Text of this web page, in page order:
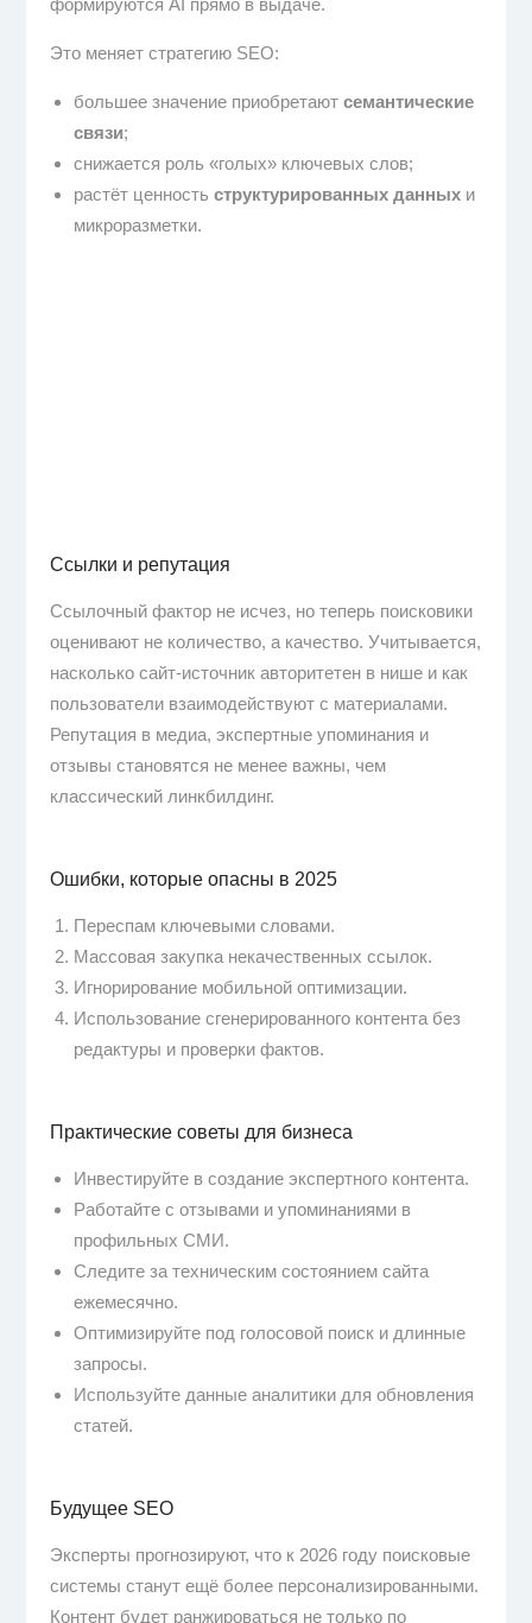
Это меняет стратегию SEO:
большее значение приобретают семантические
связи;
снижается роль «голых» ключевых слов;
растёт ценность структурированных данныхи
микроразметки.
Ссылки и репутация
Ссылочный фактор не исчез, но теперь поисковики
оценивают не количество, а качество. Учитывается,
насколько сайт-источник авторитетен в нише и как
пользователи взаимодействуют с материалами.
Репутация в медиа, экспертные упоминания и
отзывы становятся не менее важны, чем
классический линкбилдинг.
Ошибки, которые опасны в 2025
Переспам ключевыми словами.
Массовая закупка некачественных ссылок.
Игнорирование мобильной оптимизации.
Использование сгенерированного контента без
редактуры и проверки фактов.
Практические советы для бизнеса
Инвестируйте в создание экспертного контента.
Работайте с отзывами и упоминаниями в
профильных СМИ.
Следите за техническим состоянием сайта
ежемесячно.
Оптимизируйте под голосовой поиск и длинные
запросы.
Используйте данные аналитики для обновления
статей.
Будущее SEO
Эксперты прогнозируют, что к 2026 году поисковые
системы станут ещё более персонализированными.
Контент будет ранжироваться не только по